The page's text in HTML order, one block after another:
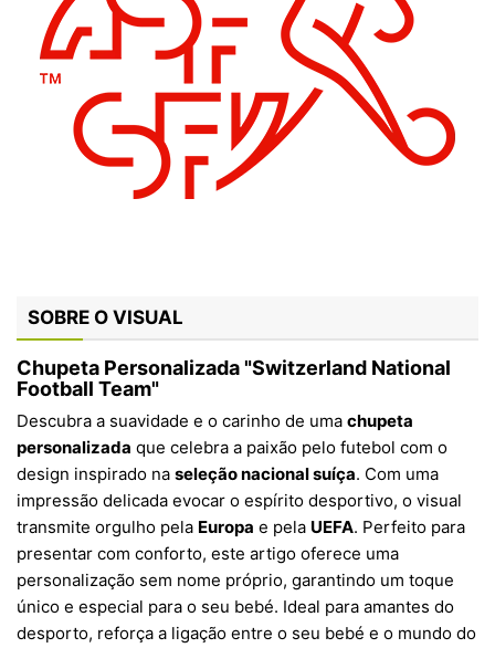
SOBRE O VISUAL
Chupeta Personalizada "Switzerland National
Football Team"
Descubra a suavidade e o carinho de uma chupeta
personalizada que celebra a paixão pelo futebol com o
design inspirado na seleção nacional suíça. Com uma
impressão delicada evocar o espírito desportivo, o visual
transmite orgulho pela Europa e pela UEFA. Perfeito para
presentar com conforto, este artigo oferece uma
personalização sem nome próprio, garantindo um toque
único e especial para o seu bebé. Ideal para amantes do
desporto, reforça a ligação entre o seu bebé e o mundo do